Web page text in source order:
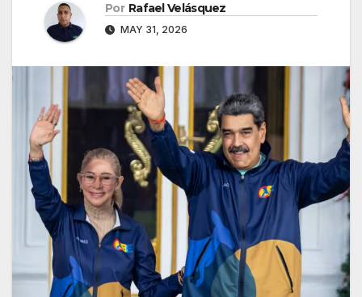
Por Rafael Velásquez
MAY 31, 2026